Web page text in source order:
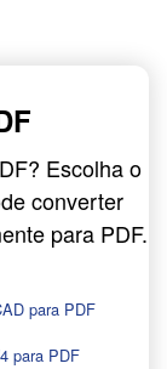
Escolha o
converter
para PDF.
para PDF
para PDF